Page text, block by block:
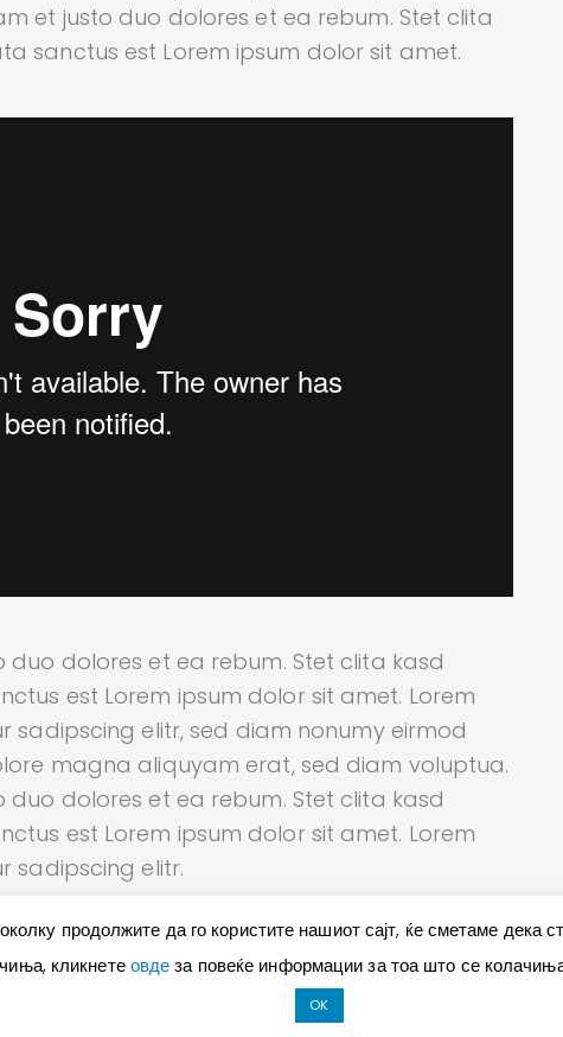
et justo duo dolores et ea rebum. Stet clita
sanctus est Lorem ipsum dolor sit amet.
dolores et ea rebum. Stet clita kasd
est Lorem ipsum dolor sit amet. Lorem
sadipscing elitr, sed diam nonumy eirmod
magna aliquyam erat, sed diam voluptua.
dolores et ea rebum. Stet clita kasd
est Lorem ipsum dolor sit amet. Lorem
sadipscing elitr.
продолжите да го користите нашиот сајт, ќе сметаме дека
кликнетеовдеза повеќе информации за тоа што се
OK